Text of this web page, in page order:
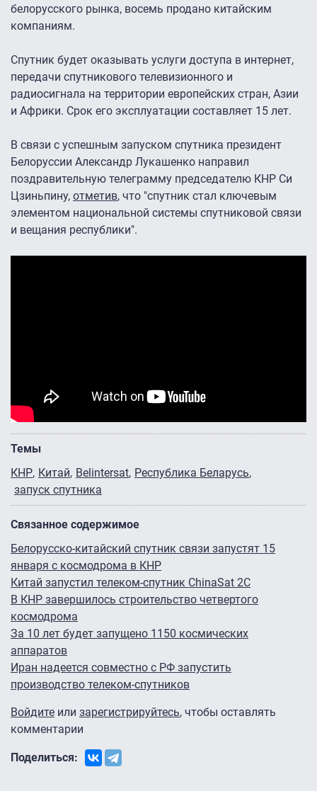
белорусского рынка, восемь продано китайским
компаниям.
Спутник будет оказывать услуги доступа в интернет,
передачи спутникового телевизионного и
радиосигнала на территории европейских стран, Азии
и Африки. Срок его эксплуатации составляет 15 лет.
В связи с успешным запуском спутника президент
Белоруссии Александр Лукашенко направил
поздравительную телеграмму председателю КНР Си
Цзиньпину, отметив, что "спутник стал ключевым
элементом национальной системы спутниковой связи
и вещания республики".
Темы
КНР Китай Belintersat Республика Беларусь
запуск спутника
Связанное содержимое
Белорусско-китайский спутник связи запустят 15
января с космодрома в КНР
Китай запустил телеком-спутник ChinaSat 2C
В КНР завершилось строительство четвертого
космодрома
За 10 лет будет запущено 1150 космических
аппаратов
Иран надеется совместно с РФ запустить
производство телеком-спутников
Войдите или зарегистрируйтесь, чтобы оставлять
комментарии
Поделиться: